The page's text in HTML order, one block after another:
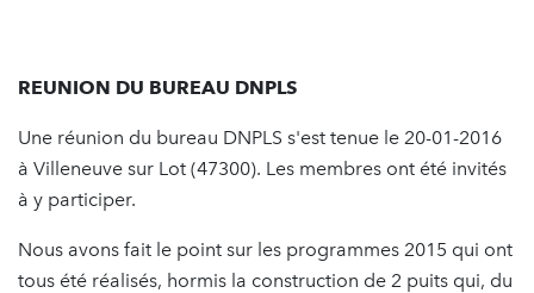
REUNION DU BUREAU DNPLS
Une réunion du bureau DNPLS s'est tenue le 20-01-2016
à Villeneuve sur Lot (47300). Les membres ont été invités
à y participer.
Nous avons fait le point sur les programmes 2015 qui ont
tous été réalisés, hormis la construction de 2 puits qui, du